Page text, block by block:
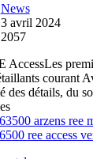
News
3 avril 2024
2057
Les
courant
des détails, du